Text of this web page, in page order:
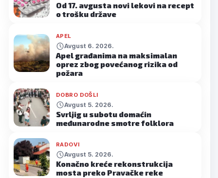
Od 17. avgusta novi lekovi na recept
o trošku države
APEL
Avgust 6. 2026.
Apel građanima na maksimalan
oprez zbog povećanog rizika od
požara
DOBRO DOŠLI
Avgust 5. 2026.
Svrljig u subotu domaćin
međunarodne smotre folklora
RADOVI
Avgust 5. 2026.
Konačno kreće rekonstrukcija
mosta preko Pravačke reke